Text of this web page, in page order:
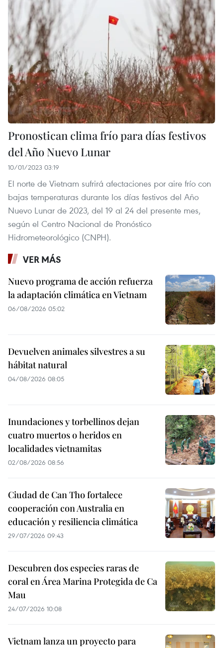
Pronostican clima frío para días festivos
del Año Nuevo Lunar
10/01/2023 03:19
El norte de Vietnam sufrirá afectaciones por aire frío con
bajas temperaturas durante los días festivos del Año
Nuevo Lunar de 2023, del 19 al 24 del presente mes,
según el Centro Nacional de Pronóstico
Hidrometeorológico (CNPH).
VER MÁS
Nuevo programa de acción refuerza
la adaptación climática en Vietnam
06/08/2026 05:02
Devuelven animales silvestres a su
hábitat natural
04/08/2026 08:05
Inundaciones y torbellinos dejan
cuatro muertos o heridos en
localidades vietnamitas
02/08/2026 08:56
Ciudad de Can Tho fortalece
cooperación con Australia en
educación y resiliencia climática
29/07/2026 09:43
Descubren dos especies raras de
coral en Área Marina Protegida de Ca
Mau
24/07/2026 10:08
Vietnam lanza un proyecto para